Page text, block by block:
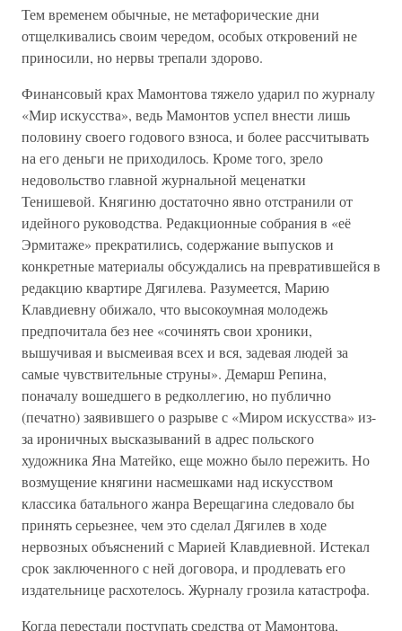
Тем временем обычные, не метафорические дни
отщелкивались своим чередом, особых откровений не
приносили, но нервы трепали здорово.
Финансовый крах Мамонтова тяжело ударил по журналу
«Мир искусства», ведь Мамонтов успел внести лишь
половину своего годового взноса, и более рассчитывать
на его деньги не приходилось. Кроме того, зрело
недовольство главной журнальной меценатки
Тенишевой. Княгиню достаточно явно отстранили от
идейного руководства. Редакционные собрания в «её
Эрмитаже» прекратились, содержание выпусков и
конкретные материалы обсуждались на превратившейся в
редакцию квартире Дягилева. Разумеется, Марию
Клавдиевну обижало, что высокоумная молодежь
предпочитала без нее «сочинять свои хроники,
вышучивая и высмеивая всех и вся, задевая людей за
самые чувствительные струны». Демарш Репина,
поначалу вошедшего в редколлегию, но публично
(печатно) заявившего о разрыве с «Миром искусства» из-
за ироничных высказываний в адрес польского
художника Яна Матейко, еще можно было пережить. Но
возмущение княгини насмешками над искусством
классика батального жанра Верещагина следовало бы
принять серьезнее, чем это сделал Дягилев в ходе
нервозных объяснений с Марией Клавдиевной. Истекал
срок заключенного с ней договора, и продлевать его
издательнице расхотелось. Журналу грозила катастрофа.
Когда перестали поступать средства от Мамонтова,